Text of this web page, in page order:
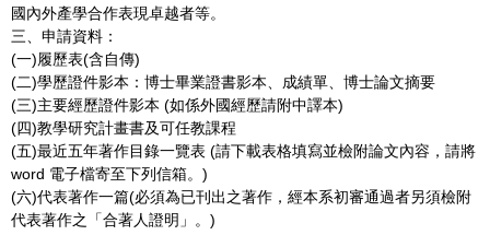
國內外產學合作表現卓越者等。
三、申請資料：
(一)履歷表(含自傳)
(二)學歷證件影本：博士畢業證書影本、成績單、博士論文摘要
(三)主要經歷證件影本 (如係外國經歷請附中譯本)
(四)教學研究計畫書及可任教課程
(五)最近五年著作目錄一覽表 (請下載表格填寫並檢附論文內容，請將
word 電子檔寄至下列信箱。)
(六)代表著作一篇(必須為已刊出之著作，經本系初審通過者另須檢附
代表著作之「合著人證明」。)